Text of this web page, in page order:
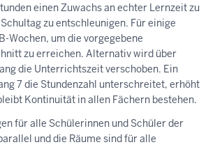
einen Zuwachs an echter Lernzeit zu
zu entschleunigen. Für einige
Wochen, um die vorgegebene
zu erreichen. Alternativ wird über
die Unterrichtszeit verschoben. Ein
7 die Stundenzahl unterschreitet, erhöht
Kontinuität in allen Fächern bestehen.
für alle Schülerinnen und Schüler der
und die Räume sind für alle